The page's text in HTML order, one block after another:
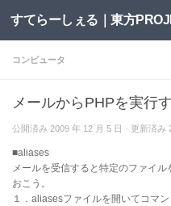
コンテンツへスキップ
コンピュータ
メールからPHPを実行
公開済み 2009 年 12 月 5 日 · 更新済み
■aliases
メールを受信すると特定のファイ
おこう。
１．aliasesファイルを開いてコマ